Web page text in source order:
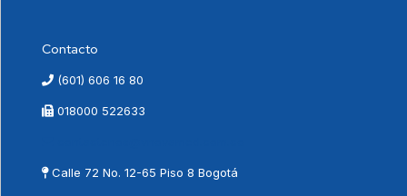
Contacto
(601) 606 16 80
018000 522633
Calle 72 No. 12-65 Piso 8 Bogotá